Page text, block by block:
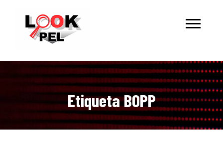
Etiqueta BOPP